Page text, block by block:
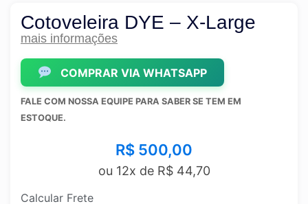
Cotoveleira DYE – X-Large
mais informações
COMPRAR VIA WHATSAPP
FALE COM NOSSA EQUIPE PARA SABER SE TEM EM
ESTOQUE.
R$ 500,00
ou 12x de R$44,70
Calcular Frete